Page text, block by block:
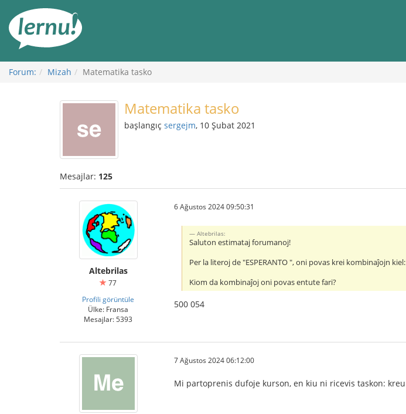
Görüntüleme
Forum: Mizah Matematika tasko
Matematika tasko
başlangıç sergejm, 10 Şubat 2021
Mesajlar: 125
Altebrilas
77
Profili görüntüle
Ülke: Fransa
Mesajlar: 5393
6 Ağustos 2024 09:50:31
Altebrilas:
Saluton estimataj forumanoj!
Per la literoj de "ESPERANTO ", oni povas krei kombinaĵojn kiel:
Kiom da kombinaĵoj oni povas entute fari?
500 054
7 Ağustos 2024 06:12:00
Mi partoprenis dufoje kurson, en kiu ni ricevis taskon: